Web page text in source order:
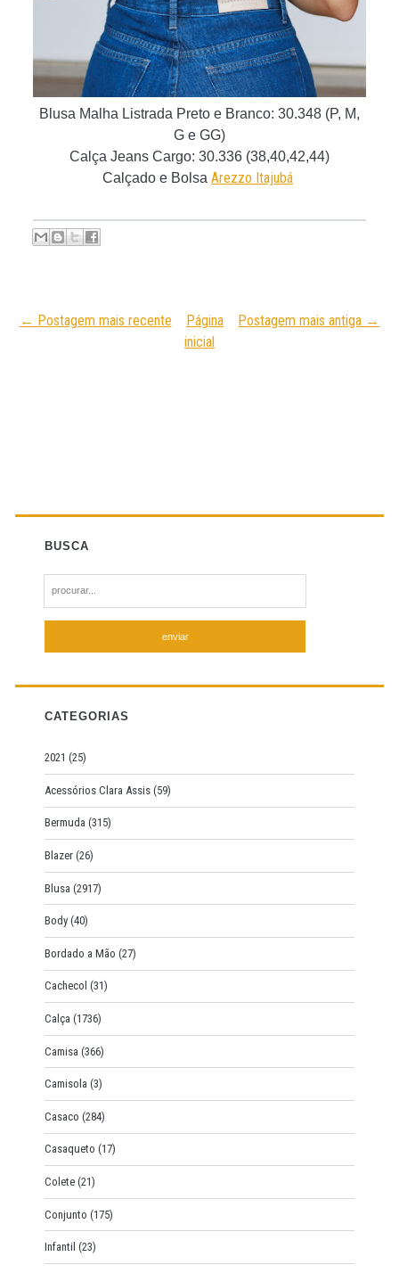
Blusa Malha Listrada Preto e Branco: 30.348 (P, M,
G e GG)
Calça Jeans Cargo: 30.336 (38,40,42,44)
Calçado e Bolsa Arezzo Itajubá
← Postagem mais recente Postagem mais antiga →
Página
inicial
BUSCA
e
h
f
r
:
CATEGORIAS
2021 (25)
Acessórios Clara Assis (59)
Bermuda (315)
Blazer (26)
Blusa (2917)
Body (40)
Bordado a Mão (27)
Cachecol (31)
Calça (1736)
Camisa (366)
Camisola (3)
Casaco (284)
Casaqueto (17)
Colete (21)
Conjunto (175)
Infantil (23)